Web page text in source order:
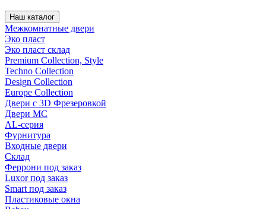
Наш каталог
Межкомнатные двери
Эко пласт
Эко пласт склад
Premium Collection, Style
Techno Collection
Design Collection
Europe Collection
Двери с 3D Фрезеровкой
Двери МС
AL-серия
Фурнитура
Входные двери
Склад
Феррони под заказ
Luxor под заказ
Smart под заказ
Пластиковые окна